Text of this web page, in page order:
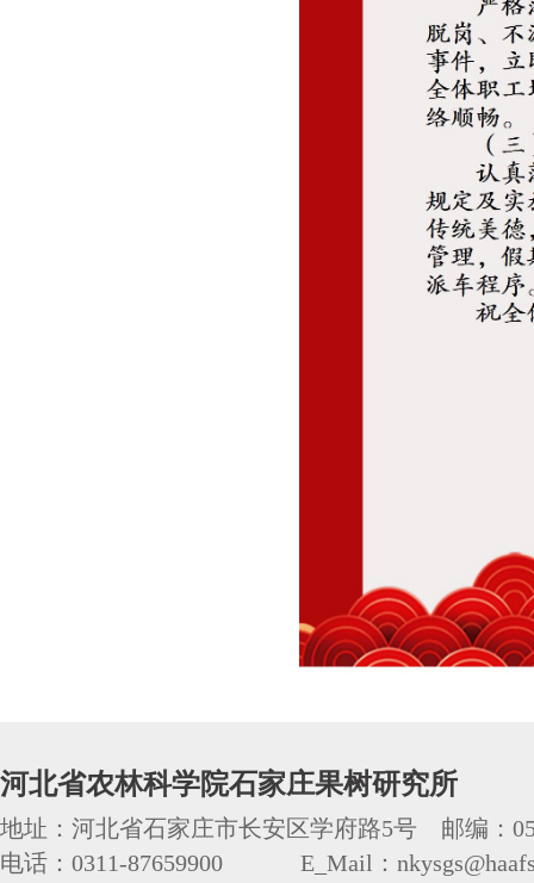
河北省农林科学院石家庄果树研究所
地址：河北省石家庄市长安区学府路5号 邮编：
电话：0311-87659900 E_Mail：